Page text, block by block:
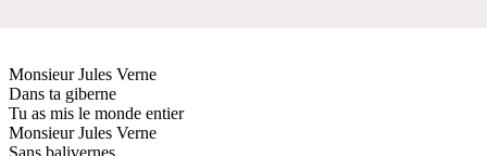
Monsieur Jules Verne
Dans ta giberne
Tu as mis le monde entier
Monsieur Jules Verne
Sans balivernes